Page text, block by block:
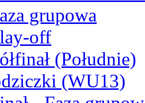
grupowa
off
(Południe)
(WU13)